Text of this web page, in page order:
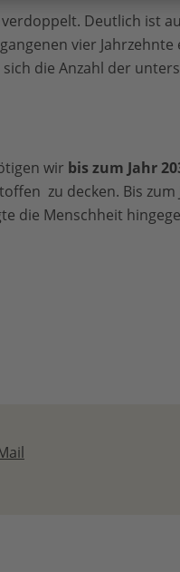
Deutlich ist
vier Jahrzehnte
die Anzahl der
wir bis zum Jahr
zu decken. Bis zum
die Menschheit